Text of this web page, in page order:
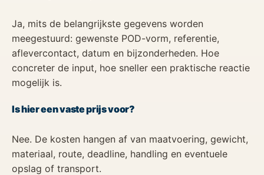
Ja, mits de belangrijkste gegevens worden
meegestuurd: gewenste POD-vorm, referentie,
aflevercontact, datum en bijzonderheden. Hoe
concreter de input, hoe sneller een praktische reactie
mogelijk is.
Is hier een vaste prijs voor?
Nee. De kosten hangen af van maatvoering, gewicht,
materiaal, route, deadline, handling en eventuele
opslag of transport.